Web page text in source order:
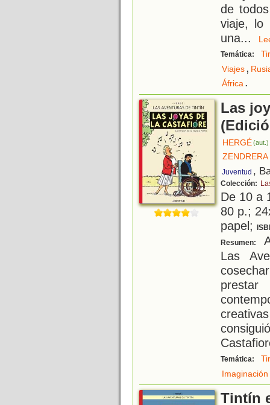
de
viaje, lo
una...
Temática:
Viajes,
África.
Las
HERGÉ(aut.)
Juventud ,
Colección:
De 10 a
80 p.;
papel;
Resumen:
Las
Temática:
Imaginación
Tintín